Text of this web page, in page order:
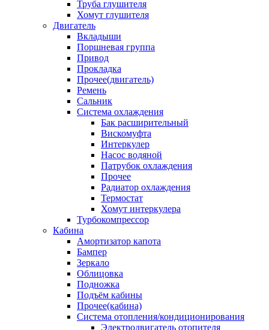
Труба глушителя
Хомут глушителя
Двигатель
Вкладыши
Поршневая группа
Привод
Прокладка
Прочее(двигатель)
Ремень
Сальник
Система охлаждения
Бак расширительный
Вискомуфта
Интеркулер
Насос водяной
Патрубок охлаждения
Прочее
Радиатор охлаждения
Термостат
Хомут интеркулера
Турбокомпрессор
Кабина
Амортизатор капота
Бампер
Зеркало
Облицовка
Подножка
Подъём кабины
Прочее(кабина)
Система отопления/кондиционирования
Электродвигатель отопителя